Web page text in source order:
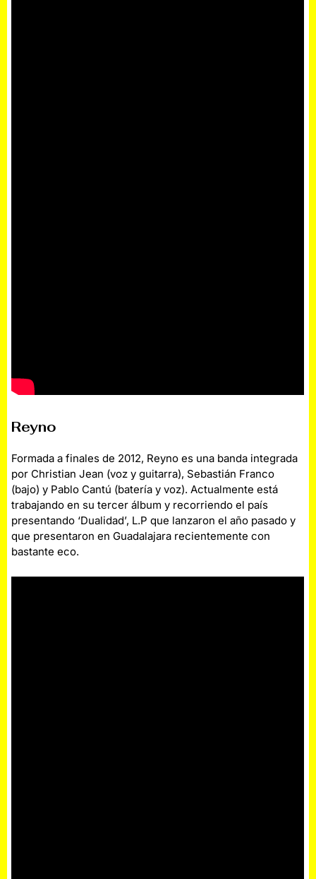
Reyno
Formada a finales de 2012, Reyno es una banda integrada
por Christian Jean (voz y guitarra), Sebastián Franco
(bajo) y Pablo Cantú (batería y voz). Actualmente está
trabajando en su tercer álbum y recorriendo el país
presentando ‘Dualidad’, L.P que lanzaron el año pasado y
que presentaron en Guadalajara recientemente con
bastante eco.